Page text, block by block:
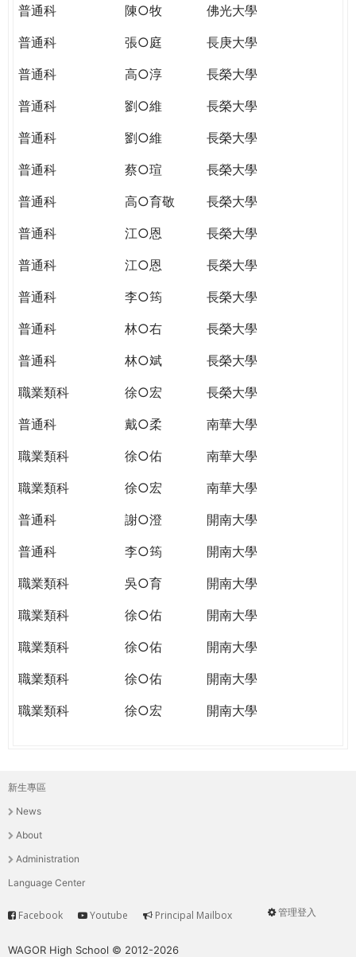
普通科
陳○牧
佛光大學
普通科
張○庭
長庚大學
普通科
高○淳
長榮大學
普通科
劉○維
長榮大學
普通科
劉○維
長榮大學
普通科
蔡○瑄
長榮大學
普通科
高○育敬
長榮大學
普通科
江○恩
長榮大學
普通科
江○恩
長榮大學
普通科
李○筠
長榮大學
普通科
林○右
長榮大學
普通科
林○斌
長榮大學
職業類科
徐○宏
長榮大學
普通科
戴○柔
南華大學
職業類科
徐○佑
南華大學
職業類科
徐○宏
南華大學
普通科
謝○澄
開南大學
普通科
李○筠
開南大學
職業類科
吳○育
開南大學
職業類科
徐○佑
開南大學
職業類科
徐○佑
開南大學
職業類科
徐○佑
開南大學
職業類科
徐○宏 開南大學
主
選
單
新生專區
News
About
Administration
Language Center
User
管理登入
Service
Facebook Youtube Principal Mailbox
WAGOR High School © 2012-2026